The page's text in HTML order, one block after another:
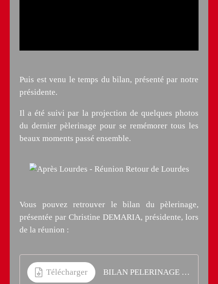
Puis est venu le temps du bilan, présenté par notre
présidente.
Il a été suivi par la projection de quelques photos
du dernier pèlerinage pour se remémorer tous les
beaux moments passé ensemble.
Vous pouvez retrouver le bilan du pèlerinage,
présentée par Christine DEMARIA, présidente, lors
de la réunion :
Télécharger BILAN PELERINAGE 2016